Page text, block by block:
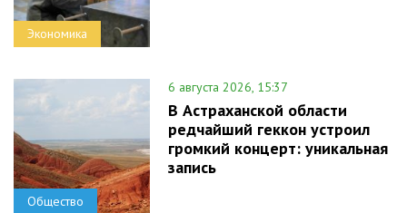
Экономика
Общество
6 августа 2026, 15:37
В Астраханской области
редчайший геккон устроил
громкий концерт: уникальная
запись